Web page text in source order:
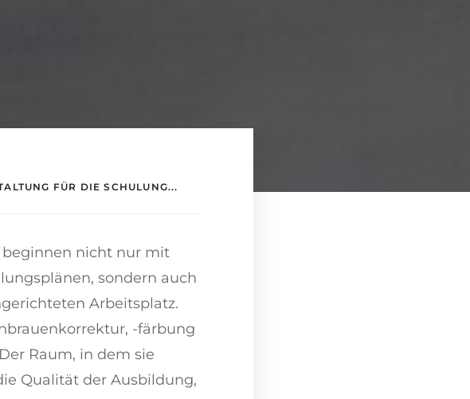
FÜR DIE SCHULUNG...
nicht nur mit
sondern auch
Arbeitsplatz.
-färbung
Raum, in dem sie
Qualität der Ausbildung,